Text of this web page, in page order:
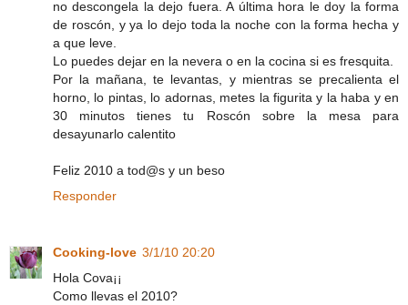
no descongela la dejo fuera. A última hora le doy la forma
de roscón, y ya lo dejo toda la noche con la forma hecha y
a que leve.
Lo puedes dejar en la nevera o en la cocina si es fresquita.
Por la mañana, te levantas, y mientras se precalienta el
horno, lo pintas, lo adornas, metes la figurita y la haba y en
30 minutos tienes tu Roscón sobre la mesa para
desayunarlo calentito
Feliz 2010 a tod@s y un beso
Responder
Cooking-love 3/1/10 20:20
Hola Cova¡¡
Como llevas el 2010?